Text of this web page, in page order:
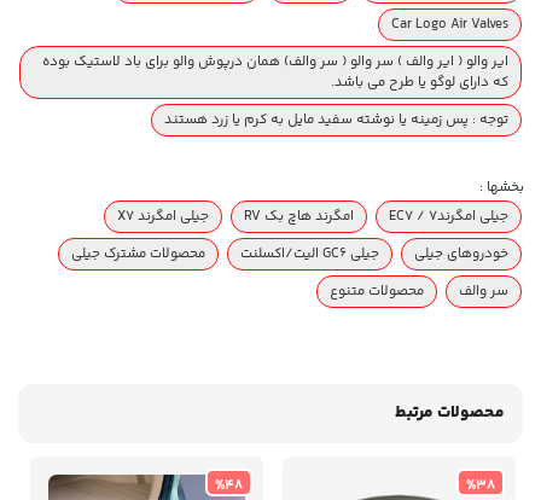
Car Logo Air Valves
ایر والو ( ایر والف ) سر والو ( سر والف) همان درپوش والو برای باد لاستیک بوده
که دارای لوگو یا طرح می باشد.
توجه : پس زمینه یا نوشته سفید مایل به کرم یا زرد هستند
بخشها :
جیلی امگرند۷ / EC7
امگرند هاچ بک RV
جیلی امگرند X7
خودروهای جیلی
جیلی GC6 الیت/اکسلنت
محصولات مشترک جیلی
سر والف
محصولات متنوع
محصولات مرتبط
%38
%48